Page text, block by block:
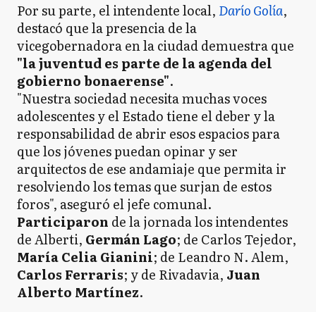
Por su parte, el intendente local, Darío Golía,
destacó que la presencia de la
vicegobernadora en la ciudad demuestra que
"la juventud es parte de la agenda del
gobierno bonaerense".
"Nuestra sociedad necesita muchas voces
adolescentes y el Estado tiene el deber y la
responsabilidad de abrir esos espacios para
que los jóvenes puedan opinar y ser
arquitectos de ese andamiaje que permita ir
resolviendo los temas que surjan de estos
foros", aseguró el jefe comunal.
Participaron de la jornada los intendentes
de Alberti, Germán Lago; de Carlos Tejedor,
María Celia Gianini; de Leandro N. Alem,
Carlos Ferraris; y de Rivadavia, Juan
Alberto Martínez.